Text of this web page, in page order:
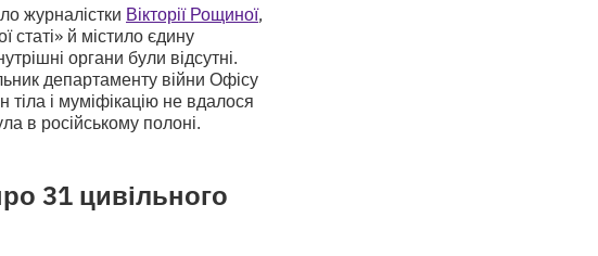
журналістки Вікторії Рощиної,
статі» й містило єдину
органи були відсутні.
департаменту війни Офісу
і муміфікацію не вдалося
в російському полоні.
31 цивільного